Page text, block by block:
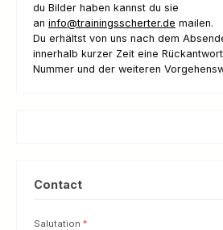
du Bilder haben kannst du sie
an info@trainingsscherter.de mailen.
Du erhältst von uns nach dem
innerhalb kurzer Zeit eine
Nummer und der weiteren
Contact
Salutation *